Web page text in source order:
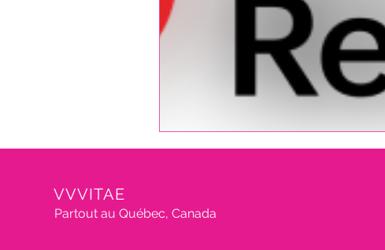
VVVITAE
Partout au Québec, Canada